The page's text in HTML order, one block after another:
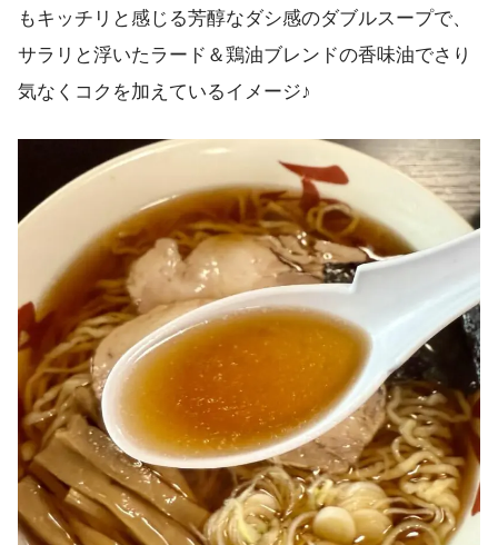
もキッチリと感じる芳醇なダシ感のダブルスープで、
サラリと浮いたラード＆鶏油ブレンドの香味油でさり
気なくコクを加えているイメージ♪